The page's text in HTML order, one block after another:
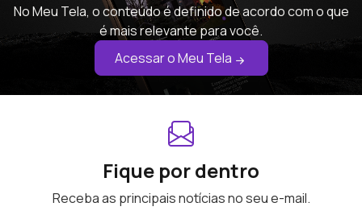
No Meu Tela, o conteúdo é definido de acordo com o que
é mais relevante para você.
Acessar o Meu Tela
Fique por dentro
Receba as principais notícias no seu e-mail.